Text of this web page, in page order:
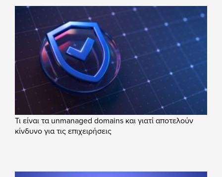
Τι είναι τα unmanaged domains και γιατί αποτελούν
κίνδυνο για τις επιχειρήσεις